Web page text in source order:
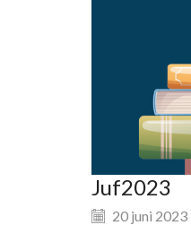
Juf2023
20 juni 2023